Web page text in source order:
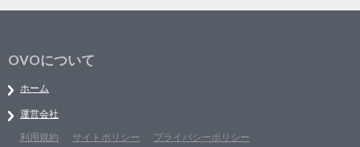
OVOについて
ホーム
運営会社
利用規約
サイトポリシー プライバシーポリシー